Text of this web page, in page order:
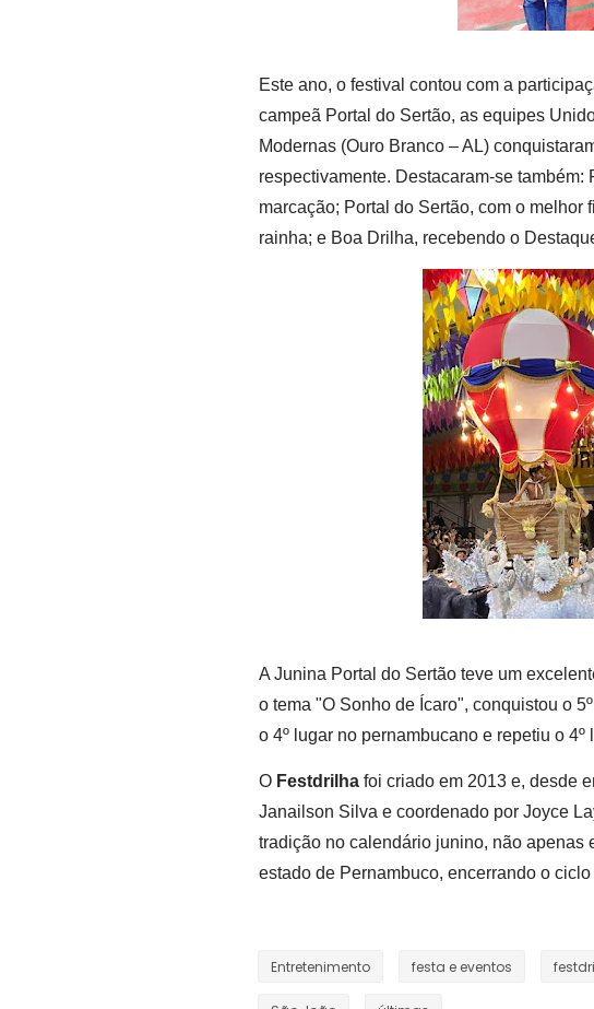
Este ano, o festival contou com a
campeã Portal do Sertão, as equipes
Modernas (Ouro Branco – AL)
respectivamente. Destacaram-se
marcação; Portal do Sertão, com o
rainha; e Boa Drilha, recebendo o
A Junina Portal do Sertão teve um
o tema "O Sonho de Ícaro", conquistou o
o 4º lugar no pernambucano e repetiu o 4º
O Festdrilha foi criado em 2013 e, desde
Janailson Silva e coordenado por Joyce
tradição no calendário junino, não apenas
estado de Pernambuco, encerrando o
Entretenimento festa e eventos